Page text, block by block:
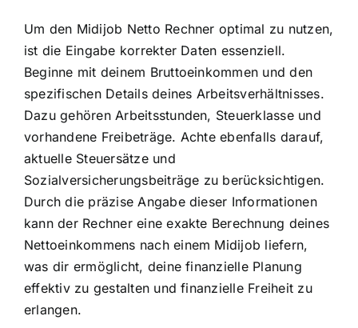
Um den Midijob Netto Rechner optimal zu nutzen,
ist die Eingabe korrekter Daten essenziell.
Beginne mit deinem Bruttoeinkommen und den
spezifischen Details deines Arbeitsverhältnisses.
Dazu gehören Arbeitsstunden, Steuerklasse und
vorhandene Freibeträge. Achte ebenfalls darauf,
aktuelle Steuersätze und
Sozialversicherungsbeiträge zu berücksichtigen.
Durch die präzise Angabe dieser Informationen
kann der Rechner eine exakte Berechnung deines
Nettoeinkommens nach einem Midijob liefern,
was dir ermöglicht, deine finanzielle Planung
effektiv zu gestalten und finanzielle Freiheit zu
erlangen.